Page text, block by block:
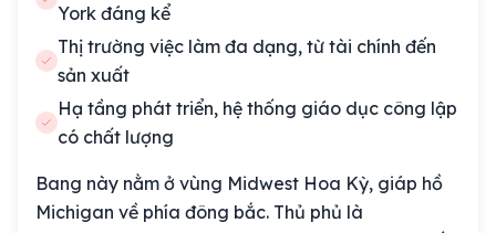
York đáng kể
Thị trường việc làm đa dạng, từ tài chính đến
sản xuất
Hạ tầng phát triển, hệ thống giáo dục công lập
có chất lượng
Bang này nằm ở vùng Midwest Hoa Kỳ, giáp hồ
Michigan về phía đông bắc. Thủ phủ là